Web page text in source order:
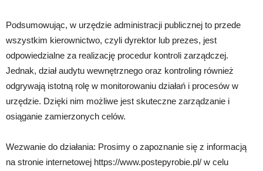
Podsumowując, w urzędzie administracji publicznej to przede
wszystkim kierownictwo, czyli dyrektor lub prezes, jest
odpowiedzialne za realizację procedur kontroli zarządczej.
Jednak, dział audytu wewnętrznego oraz kontroling również
odgrywają istotną rolę w monitorowaniu działań i procesów w
urzędzie. Dzięki nim możliwe jest skuteczne zarządzanie i
osiąganie zamierzonych celów.
Wezwanie do działania: Prosimy o zapoznanie się z informacją
na stronie internetowej https://www.postepyrobie.pl/ w celu